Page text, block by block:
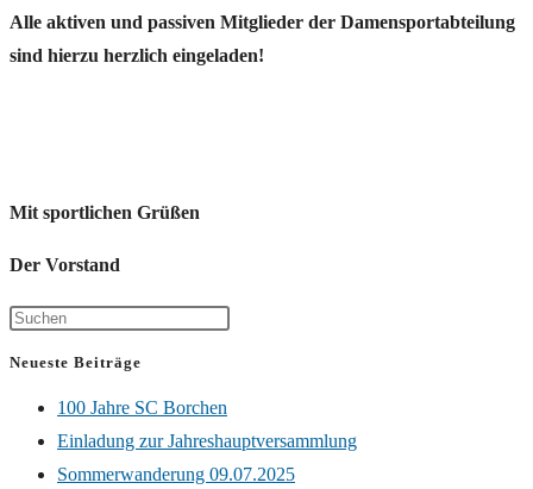
Alle aktiven und passiven Mitglieder der Damensportabteilung
sind hierzu herzlich eingeladen!
Mit sportlichen Grüßen
Der Vorstand
Neueste Beiträge
100 Jahre SC Borchen
Einladung zur Jahreshauptversammlung
Sommerwanderung 09.07.2025